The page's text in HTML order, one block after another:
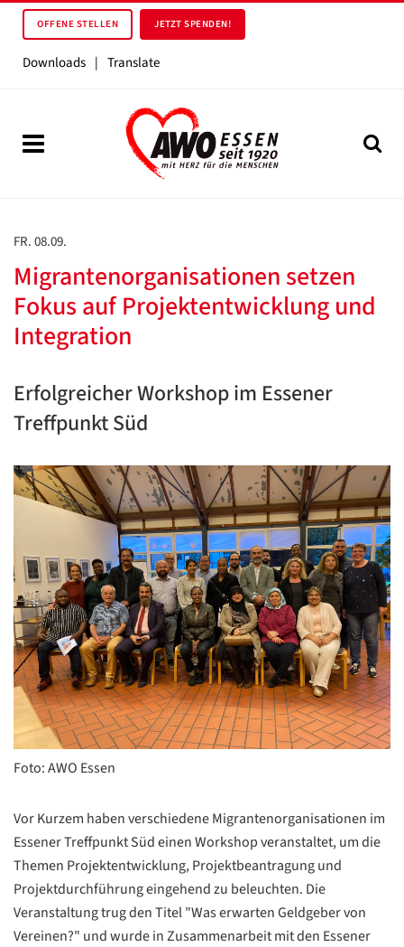
OFFENE STELLEN JETZT SPENDEN!
Downloads | Translate
FR. 08.09.
Migrantenorganisationen setzen
Fokus auf Projektentwicklung und
Integration
Erfolgreicher Workshop im Essener
Treffpunkt Süd
Foto: AWO Essen
Vor Kurzem haben verschiedene Migrantenorganisationen im
Essener Treffpunkt Süd einen Workshop veranstaltet, um die
Themen Projektentwicklung, Projektbeantragung und
Projektdurchführung eingehend zu beleuchten. Die
Veranstaltung trug den Titel "Was erwarten Geldgeber von
Vereinen?" und wurde in Zusammenarbeit mit den Essener